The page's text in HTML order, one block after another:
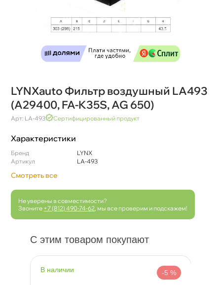
LYNXauto Фильтр воздушный LA493
(A29400, FA-K35S, AG 650)
Арт: LA-493 Сертифицированный продукт
Характеристики
Бренд
LYNX
Артикул
LA-493
Смотреть все
Не уверены в совместимости?
Звоните +7 (812) 490-74-62 , мы все проверим и подскажем!
С этим товаром покупают
наличии -5 %